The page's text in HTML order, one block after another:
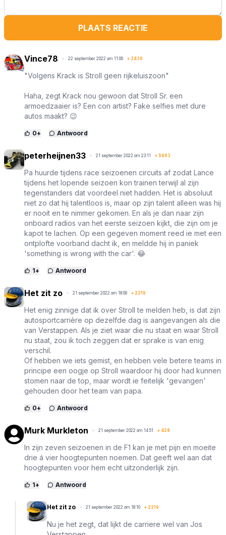
PLAATS REACTIE
Vince78 22 september 2022 om 11:06 + 2436
"Volgens Krack is Stroll geen rijkeluiszoon"
Haha, zegt Krack nou gewoon dat Stroll Sr. een
armoedzaaier is? Een con artist? Fake selfies met dure
autos maakt? 😉
0+ Antwoord
peterheijnen33 21 september 2022 om 23:11 + 5963
Pa huurde tijdens race seizoenen circuits af zodat Lance
tijdens het lopende seizoen kon trainen terwijl al zijn
tegenstanders dat voordeel niet hadden. Het is absoluut
niet zo dat hij talentloos is, maar op zijn talent alleen was hij
er nooit en te nimmer gekomen. En als je dan naar zijn
onboard radios van het eerste seizoen kijkt, die zijn om je
kapot te lachen. Op een gegeven moment reed ie met een
ontplofte voorband dacht ik, en meldde hij in paniek
'something is wrong with the car'. 😂
1+ Antwoord
Het zit zo 21 september 2022 om 18:09 + 2219
Het enig zinnige dat ik over Stroll te melden heb, is dat zijn
autosportcarrière op dezelfde dag is aangevangen als die
van Verstappen. Als je ziet waar die nu staat en waar Stroll
nu staat, zou ik toch zeggen dat er sprake is van enig
verschil.
Of hebben we iets gemist, en hebben vele betere teams in
principe een oogje op Stroll waardoor hij door had kunnen
stomen naar de top, maar wordt ie feitelijk 'gevangen'
gehouden door het team van papa.
0+ Antwoord
Murk Murkleton 21 september 2022 om 14:51 + 428
In zijn zeven seizoenen in de F1 kan je met pijn en moeite
drie á vier hoogtepunten noemen. Dat geeft wel aan dat
hoogtepunten voor hem echt uitzonderlijk zijn.
1+ Antwoord
Het zit zo 21 september 2022 om 18:10 + 2219
Nu je het zegt, dat lijkt de carriere wel van Jos